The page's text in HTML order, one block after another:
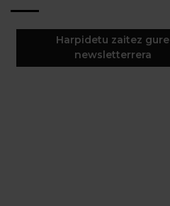
Harpidetu zaitez gure
newsletterrera